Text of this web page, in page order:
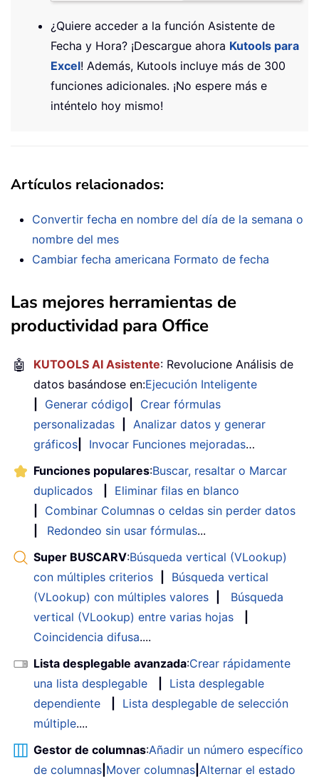
¿Quiere acceder a la función Asistente de
Fecha y Hora? ¡Descargue ahora Kutools para
Excel! Además, Kutools incluye más de 300
funciones adicionales. ¡No espere más e
inténtelo hoy mismo!
Artículos relacionados:
Convertir fecha en nombre del día de la semana o
nombre del mes
Cambiar fecha americana Formato de fecha
Las mejores herramientas de
productividad para Office
🤖 KUTOOLS AI Asistente: Revolucione Análisis de
datos basándose en:Ejecución Inteligente
Generar código
Crear fórmulas
personalizadas
Analizar datos y generar
gráficos
Invocar Funciones mejoradas…
Funciones populares:Buscar, resaltar o Marcar
duplicados
Eliminar filas en blanco
Combinar Columnas o celdas sin perder datos
Redondeo sin usar fórmulas...
Super BUSCARV:Búsqueda vertical (VLookup)
con múltiples criterios
Búsqueda vertical
(VLookup) con múltiples valores
Búsqueda
vertical (VLookup) entre varias hojas
Coincidencia difusa....
Lista desplegable avanzada:Crear rápidamente
una lista desplegable
Lista desplegable
dependiente
Lista desplegable de selección
múltiple....
Gestor de columnas:Añadir un número específico
de columnas Mover columnas Alternar el estado